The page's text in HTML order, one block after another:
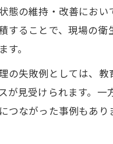
態の維持・改善にお
することで、現場の
す。
の失敗例としては、
が見受けられます。
つながった事例もあ